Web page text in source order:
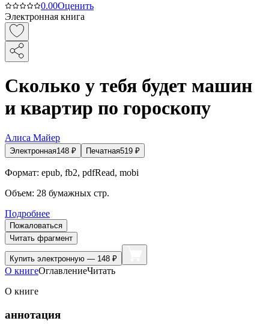
0.00Оценить
Электронная книга
Сколько у тебя будет машин
и квартир по гороскопу
Алиса Майер
Электронная148 ₽ Печатная519 ₽
Формат: epub, fb2, pdfRead, mobi
Объем: 28 бумажных стр.
Подробнее
Пожаловаться
Читать фрагмент
Купить электронную — 148 ₽
О книгеОглавлениеЧитать
О книге
аннотация